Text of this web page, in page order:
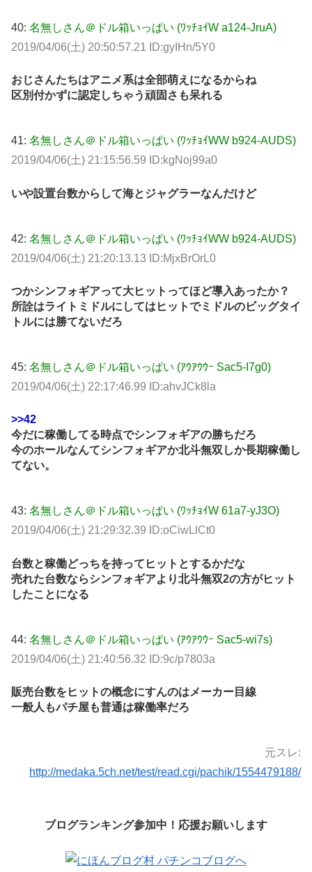
40: 名無しさん＠ドル箱いっぱい (ﾜｯﾁｮｲW a124-JruA)
2019/04/06(土) 20:50:57.21 ID:gyIHn/5Y0
おじさんたちはアニメ系は全部萌えになるからね
区別付かずに認定しちゃう頑固さも呆れる
41: 名無しさん＠ドル箱いっぱい (ﾜｯﾁｮｲWW b924-AUDS)
2019/04/06(土) 21:15:56.59 ID:kgNoj99a0
いや設置台数からして海とジャグラーなんだけど
42: 名無しさん＠ドル箱いっぱい (ﾜｯﾁｮｲWW b924-AUDS)
2019/04/06(土) 21:20:13.13 ID:MjxBrOrL0
つかシンフォギアって大ヒットってほど導入あったか？
所詮はライトミドルにしてはヒットでミドルのビッグタイ
トルには勝てないだろ
45: 名無しさん＠ドル箱いっぱい (ｱｳｱｳｳｰ Sac5-I7g0)
2019/04/06(土) 22:17:46.99 ID:ahvJCk8la
>>42
今だに稼働してる時点でシンフォギアの勝ちだろ
今のホールなんてシンフォギアか北斗無双しか長期稼働し
てない。
43: 名無しさん＠ドル箱いっぱい (ﾜｯﾁｮｲW 61a7-yJ3O)
2019/04/06(土) 21:29:32.39 ID:oCiwLlCt0
台数と稼働どっちを持ってヒットとするかだな
売れた台数ならシンフォギアより北斗無双2の方がヒット
したことになる
44: 名無しさん＠ドル箱いっぱい (ｱｳｱｳｳｰ Sac5-wi7s)
2019/04/06(土) 21:40:56.32 ID:9c/p7803a
販売台数をヒットの概念にすんのはメーカー目線
一般人もパチ屋も普通は稼働率だろ
元スレ:
http://medaka.5ch.net/test/read.cgi/pachik/1554479188/
ブログランキング参加中！応援お願いします